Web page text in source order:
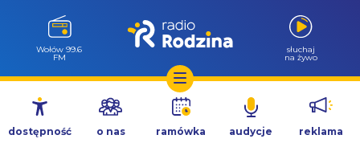
Przejdź
treści
Wołów 99.6
FM
słuchaj
na żywo
dostępność o nas ramówka audycje reklama